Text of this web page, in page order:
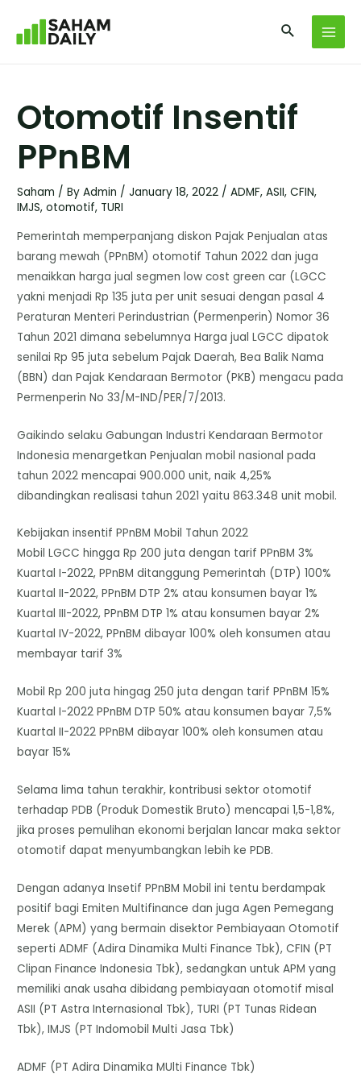
Otomotif Insentif
PPnBM
Saham / ByAdmin /January 18, 2022 /ADMF,ASII,CFIN,
IMJS,otomotif, TURI
Pemerintah memperpanjang diskon Pajak Penjualan atas
barang mewah (PPnBM) otomotif Tahun 2022 dan juga
menaikkan harga jual segmen low cost green car (LGCC
yakni menjadi Rp 135 juta per unit sesuai dengan pasal 4
Peraturan Menteri Perindustrian (Permenperin) Nomor 36
Tahun 2021 dimana sebelumnya Harga jual LGCC dipatok
senilai Rp 95 juta sebelum Pajak Daerah, Bea Balik Nama
(BBN) dan Pajak Kendaraan Bermotor (PKB) mengacu pada
Permenperin No 33/M-IND/PER/7/2013.
Gaikindo selaku Gabungan Industri Kendaraan Bermotor
Indonesia menargetkan Penjualan mobil nasional pada
tahun 2022 mencapai 900.000 unit, naik 4,25%
dibandingkan realisasi tahun 2021 yaitu 863.348 unit mobil.
Kebijakan insentif PPnBM Mobil Tahun 2022
Mobil LGCC hingga Rp 200 juta dengan tarif PPnBM 3%
Kuartal I-2022, PPnBM ditanggung Pemerintah (DTP) 100%
Kuartal II-2022, PPnBM DTP 2% atau konsumen bayar 1%
Kuartal III-2022, PPnBM DTP 1% atau konsumen bayar 2%
Kuartal IV-2022, PPnBM dibayar 100% oleh konsumen atau
membayar tarif 3%
Mobil Rp 200 juta hingag 250 juta dengan tarif PPnBM 15%
Kuartal I-2022 PPnBM DTP 50% atau konsumen bayar 7,5%
Kuartal II-2022 PPnBM dibayar 100% oleh konsumen atau
bayar 15%
Selama lima tahun terakhir, kontribusi sektor otomotif
terhadap PDB (Produk Domestik Bruto) mencapai 1,5-1,8%,
jika proses pemulihan ekonomi berjalan lancar maka sektor
otomotif dapat menyumbangkan lebih ke PDB.
Dengan adanya Insetif PPnBM Mobil ini tentu berdampak
positif bagi Emiten Multifinance dan juga Agen Pemegang
Merek (APM) yang bermain disektor Pembiayaan Otomotif
seperti ADMF (Adira Dinamika Multi Finance Tbk), CFIN (PT
Clipan Finance Indonesia Tbk), sedangkan untuk APM yang
memiliki anak usaha dibidang pembiayaan otomotif misal
ASII (PT Astra Internasional Tbk), TURI (PT Tunas Ridean
Tbk), IMJS (PT Indomobil Multi Jasa Tbk)
ADMF (PT Adira Dinamika MUlti Finance Tbk)